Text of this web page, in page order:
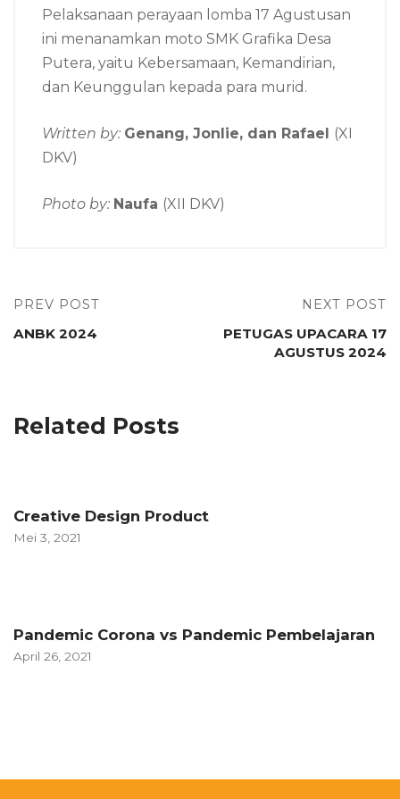
Pelaksanaan perayaan lomba 17 Agustusan
ini menanamkan moto SMK Grafika Desa
Putera, yaitu Kebersamaan, Kemandirian,
dan Keunggulan kepada para murid.
Written by: Genang, Jonlie, dan Rafael (XI
DKV)
Photo by: Naufa (XII DKV)
PREV POST
ANBK 2024
NEXT POST
PETUGAS UPACARA 17
AGUSTUS 2024
Related Posts
Creative Design Product
Mei 3, 2021
Pandemic Corona vs Pandemic Pembelajaran
April 26, 2021